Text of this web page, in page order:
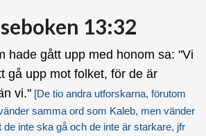
13:32
hade gått upp med honom sa: "Vi
gå upp mot folket, för de är
vi." [De tio andra utforskarna, förutom
samma ord som Kaleb, men vänder
de inte ska gå och de inte är starkare, jfr